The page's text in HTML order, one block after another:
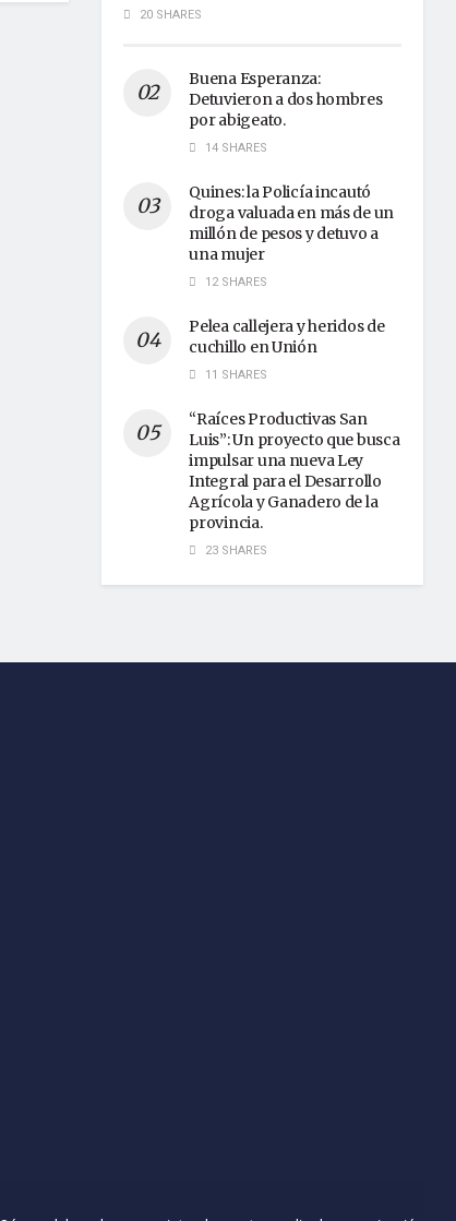
20 SHARES
Buena Esperanza:
Detuvieron a dos hombres
por abigeato.
14 SHARES
Quines: la Policía incautó
droga valuada en más de un
millón de pesos y detuvo a
una mujer
12 SHARES
Pelea callejera y heridos de
cuchillo en Unión
11 SHARES
“Raíces Productivas San
Luis”: Un proyecto que busca
impulsar una nueva Ley
Integral para el Desarrollo
Agrícola y Ganadero de la
provincia.
23 SHARES